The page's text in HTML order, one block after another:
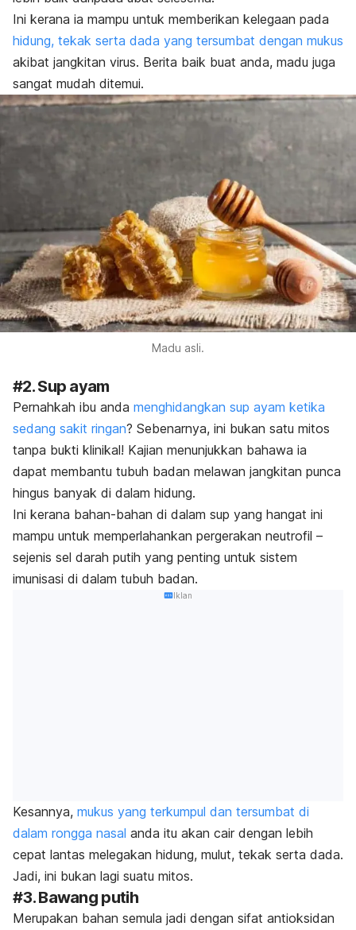
Ini kerana ia mampu untuk memberikan kelegaan pada
hidung, tekak serta dada yang tersumbat dengan mukus
akibat jangkitan virus. Berita baik buat anda, madu juga
sangat mudah ditemui.
Madu asli.
#2. Sup ayam
Pernahkah ibu anda menghidangkan sup ayam ketika
sedang sakit ringan? Sebenarnya, ini bukan satu mitos
tanpa bukti klinikal! Kajian menunjukkan bahawa ia
dapat membantu tubuh badan melawan jangkitan punca
hingus banyak di dalam hidung.
Ini kerana bahan-bahan di dalam sup yang hangat ini
mampu untuk memperlahankan pergerakan neutrofil –
sejenis sel darah putih yang penting untuk sistem
imunisasi di dalam tubuh badan.
Iklan
Kesannya, mukus yang terkumpul dan tersumbat di
dalam rongga nasal anda itu akan cair dengan lebih
cepat lantas melegakan hidung, mulut, tekak serta dada.
Jadi, ini bukan lagi suatu mitos.
#3. Bawang putih
Merupakan bahan semula jadi dengan sifat antioksidan